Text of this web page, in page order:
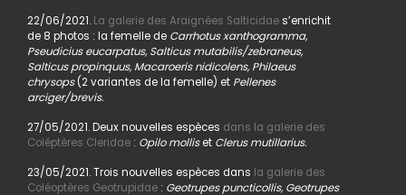
22/06/2021. La galerie des Araignées Salticidaes’enrichit
de 8 photos : la femelle de Carrhotus xanthogramma,
Pseudicius eucarpatus, Salticus mutabilis/zebraneus,
Salticus propinquus, Macaroeris nidicolens, Philaeus
chrysops(2 variantes de la femelle) et Pellenes
arciger/brevis.
27/05/2021. Deux nouvelles espèces dans la galerie des
Coléptères Cleridae: Opilo molliset Clerus mutillarius.
23/05/2021. Trois nouvelles espèces dans la galerie des
Coléoptères Geotrupidae: Geotrupes puncticollis, Geotrupes